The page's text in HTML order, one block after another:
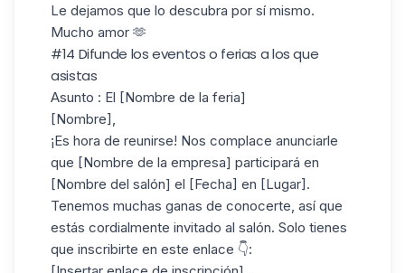
Le dejamos que lo descubra por sí mismo.
Mucho amor 🫶
#14 Difunde los eventos o ferias a los que
asistas
Asunto : El [Nombre de la feria]
[Nombre],
¡Es hora de reunirse! Nos complace anunciarle
que [Nombre de la empresa] participará en
[Nombre del salón] el [Fecha] en [Lugar].
Tenemos muchas ganas de conocerte, así que
estás cordialmente invitado al salón. Solo tienes
que inscribirte en este enlace 👇: